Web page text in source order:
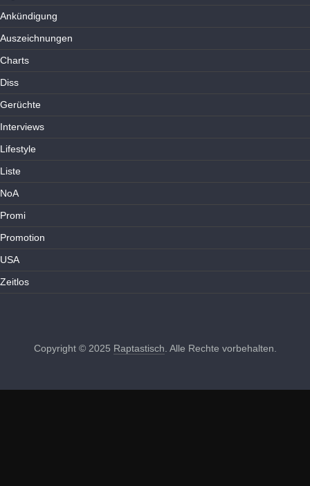
Ankündigung
Auszeichnungen
Charts
Diss
Gerüchte
Interviews
Lifestyle
Liste
NoA
Promi
Promotion
USA
Zeitlos
Copyright © 2025 Raptastisch . Alle Rechte vorbehalten.